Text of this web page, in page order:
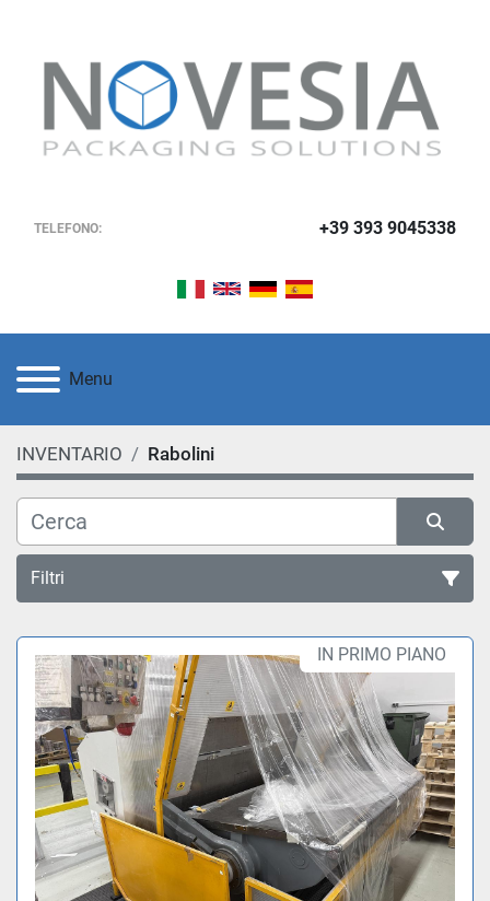
TELEFONO: +39 393 9045338
Menu
INVENTARIO Rabolini
Filtri
Tutte le categorie
Ordina per
IN PRIMO PIANO